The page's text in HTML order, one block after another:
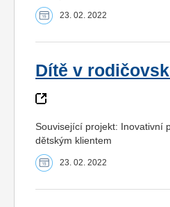
23. 02. 2022
Dítě v
Související projekt: Inovativní
dětským klientem
23. 02. 2022